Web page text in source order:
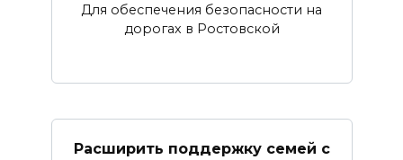
Для обеспечения безопасности на
дорогах в Ростовской
Расширить поддержку семей с